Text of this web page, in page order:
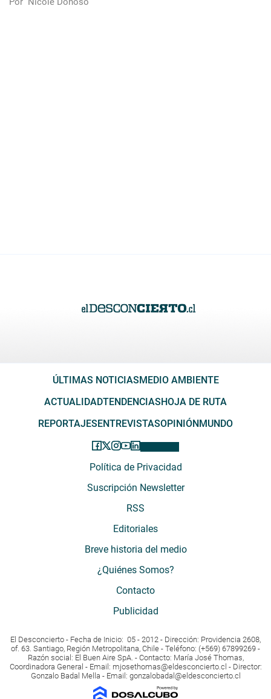
ÚLTIMAS NOTICIAS MEDIO AMBIENTE
ACTUALIDADTENDENCIAS HOJA DE RUTA
REPORTAJES ENTREVISTASOPINIÓN MUNDO
Política de Privacidad
Suscripción Newsletter
RSS
Editoriales
Breve historia del medio
¿Quiénes Somos?
Contacto
Publicidad
El Desconcierto - Fecha de Inicio: 05 - 2012 - Dirección: Providencia 2608,
of. 63. Santiago, Región Metropolitana, Chile - Teléfono: (+569) 67899269 -
Razón social: El Buen Aire SpA. - Contacto: María José Thomas,
Coordinadora General - Email: mjosethomas@eldesconcierto.cl - Director:
Gonzalo Badal Mella - Email: gonzalobadal@eldesconcierto.cl